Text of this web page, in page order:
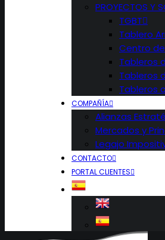
PROYECTOS Y
TGBT
Tablero
Centro
Tableros
Tableros
Tableros
COMPAÑÍA
Alianzas
Mercados y
Legajo
CONTACTO
PORTAL CLIENTES